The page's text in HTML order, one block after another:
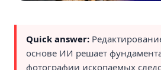
Quick answer:
основе ИИ решает
фотографии ископаемых